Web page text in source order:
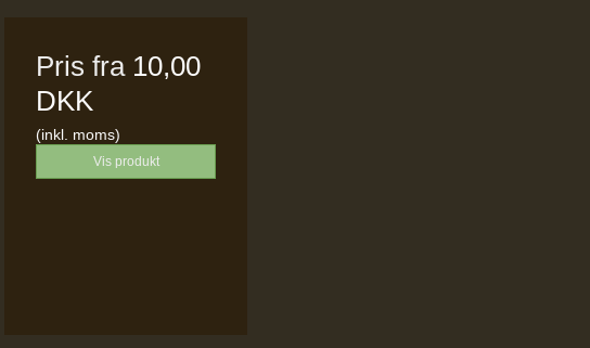
Pris fra 10,00
DKK
(inkl. moms)
Vis produkt